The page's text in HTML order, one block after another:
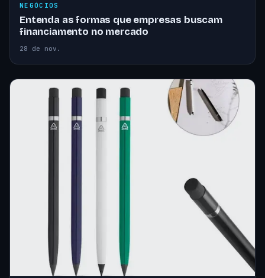
NEGÓCIOS
Entenda as formas que empresas buscam
financiamento no mercado
28 de nov.